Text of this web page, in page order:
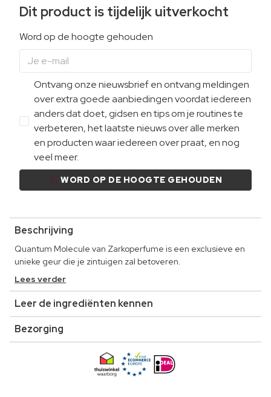
Dit product is tijdelijk uitverkocht
Word op de hoogte gehouden
Ontvang onze nieuwsbrief en ontvang meldingen
over extra goede aanbiedingen voordat iedereen
anders dat doet, gidsen en tips om je routines te
verbeteren, het laatste nieuws over alle merken
en producten waar iedereen over praat, en nog
veel meer.
WORD OP DE HOOGTE GEHOUDEN
Beschrijving
Quantum Molecule van Zarkoperfume is een exclusieve en
unieke geur die je zintuigen zal betoveren.
Lees verder
Leer de ingrediënten kennen
Bezorging